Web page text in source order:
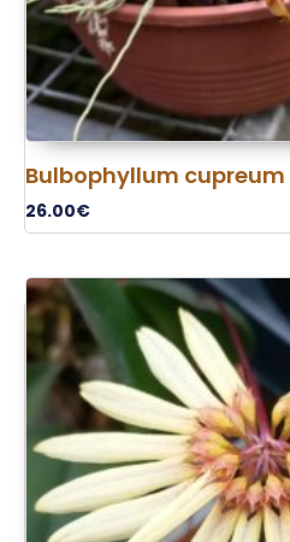
Bulbophyllum cupreum
26.00€